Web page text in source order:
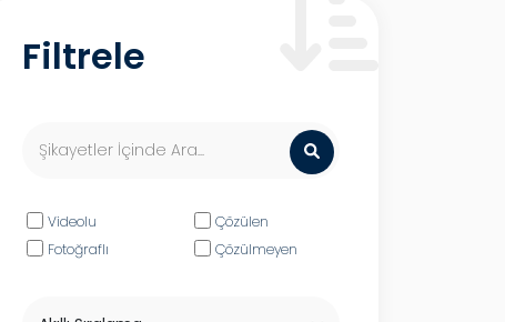
Filtrele
Videolu
Çözülen
Fotoğraflı
Çözülmeyen